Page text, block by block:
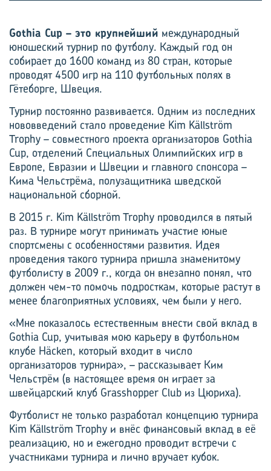
Gothia Cup – это крупнейший международный
юношеский турнир по футболу. Каждый год он
собирает до 1600 команд из 80 стран, которые
проводят 4500 игр на 110 футбольных полях в
Гётеборге, Швеция.
Турнир постоянно развивается. Одним из последних
нововведений стало проведение Kim Källström
Trophy – совместного проекта организаторов Gothia
Cup, отделений Специальных Олимпийских игр в
Европе, Евразии и Швеции и главного спонсора –
Кима Чельстрёма, полузащитника шведской
национальной сборной.
В 2015 г. Kim Källström Trophy проводился в пятый
раз. В ­турнире могут принимать участие юные
спортсмены с особенностями развития. Идея
проведения такого турнира пришла ­знаменитому
футболисту в 2009 г., когда он внезапно понял, что
должен чем-то помочь подросткам, которые растут в
менее благоприятных условиях, чем были у него.
«Мне показалось естественным внести свой вклад в
Gothia Cup, учитывая мою карьеру в футбольном
клубе Häcken, который входит в число
организаторов турнира», – рассказывает Ким
Чельстрём (в настоящее время он играет за
швейцарский клуб Grasshopper Club из Цюриха).
Футболист не только разработал концепцию турнира
Kim Källström Trophy и внёс финансовый вклад в её
реализацию, но и ежегодно проводит встречи с
участниками турнира и лично вручает кубок.